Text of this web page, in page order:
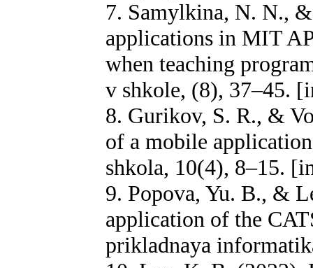
7. Samylkina, N. N.,
applications in MIT
when teaching
v shkole, (8), 37–45.
8. Gurikov, S. R., &
of a mobile
shkola, 10(4), 8–15.
9. Popova, Yu. B., &
application of the
prikladnaya